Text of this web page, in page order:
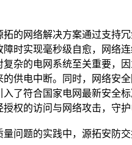
拓的网络解决方案通过支持
障时实现毫秒级自愈，网络
复杂的电网系统至关重要，
的供电中断。同时，网络安
入了符合国家电网最新安全
权的访问与网络攻击，守护
量问题的实践中，源拓安防